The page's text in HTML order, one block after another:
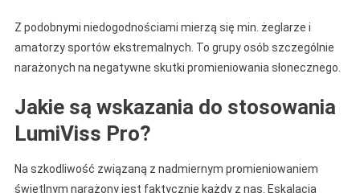
Z podobnymi niedogodnościami mierzą się min. żeglarze i
amatorzy sportów ekstremalnych. To grupy osób szczególnie
narażonych na negatywne skutki promieniowania słonecznego.
Jakie są wskazania do stosowania
LumiViss Pro?
Na szkodliwość związaną z nadmiernym promieniowaniem
świetlnym narażony jest faktycznie każdy z nas. Eskalacja